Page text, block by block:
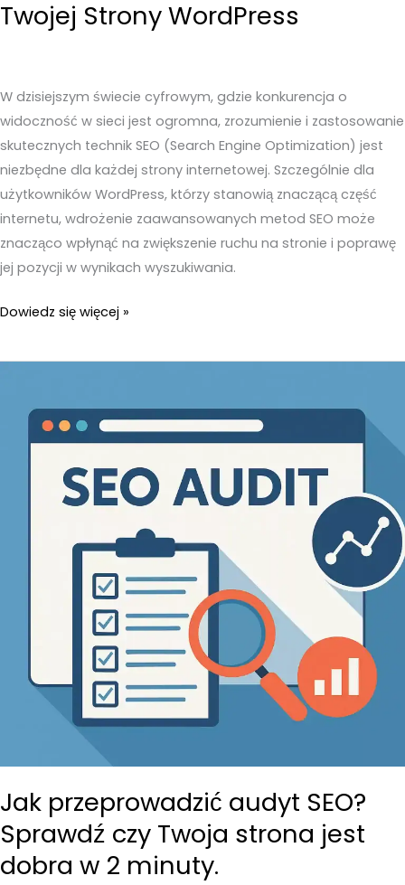
Twojej Strony WordPress
W dzisiejszym świecie cyfrowym, gdzie konkurencja o
widoczność w sieci jest ogromna, zrozumienie i zastosowanie
skutecznych technik SEO (Search Engine Optimization) jest
niezbędne dla każdej strony internetowej. Szczególnie dla
użytkowników WordPress, którzy stanowią znaczącą część
internetu, wdrożenie zaawansowanych metod SEO może
znacząco wpłynąć na zwiększenie ruchu na stronie i poprawę
jej pozycji w wynikach wyszukiwania.
Zaawansowane
SEO
Twojej
Dowiedz się więcej »
Jak przeprowadzić audyt SEO?
Sprawdź czy Twoja strona jest
dobra w 2 minuty.